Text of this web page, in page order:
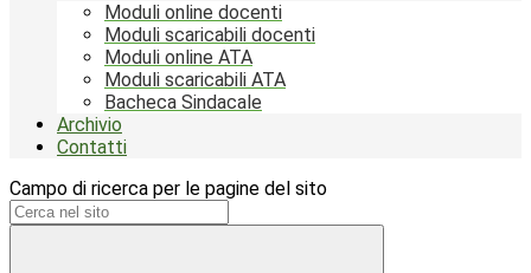
Moduli online docenti
Moduli scaricabili docenti
Moduli online ATA
Moduli scaricabili ATA
Bacheca Sindacale
Archivio
Contatti
Campo di ricerca per le pagine del sito